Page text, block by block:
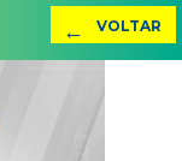
← VOLTAR